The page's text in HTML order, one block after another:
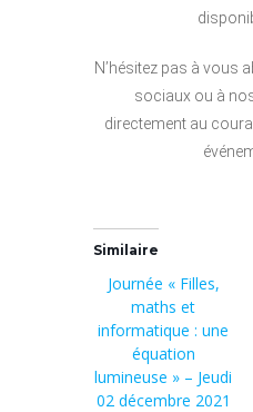
N’hésitez pas à vous
sociaux ou à
directement au
Similaire
Journée « Filles,
maths et
informatique : une
équation
lumineuse » – Jeudi
02 décembre 2021